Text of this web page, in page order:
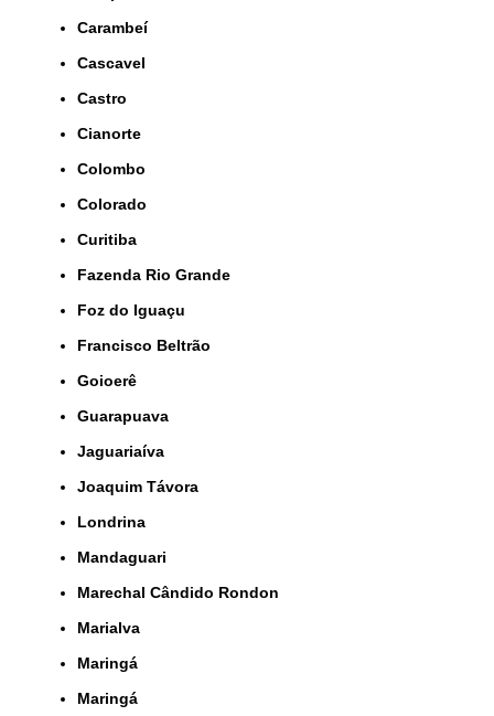
Carambeí
Cascavel
Castro
Cianorte
Colombo
Colorado
Curitiba
Fazenda Rio Grande
Foz do Iguaçu
Francisco Beltrão
Goioerê
Guarapuava
Jaguariaíva
Joaquim Távora
Londrina
Mandaguari
Marechal Cândido Rondon
Marialva
Maringá
Maringá